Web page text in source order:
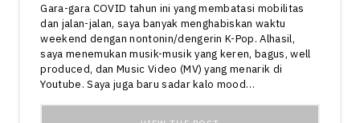
Gara-gara COVID tahun ini yang membatasi mobilitas
dan jalan-jalan, saya banyak menghabiskan waktu
weekend dengan nontonin/dengerin K-Pop. Alhasil,
saya menemukan musik-musik yang keren, bagus, well
produced, dan Music Video (MV) yang menarik di
Youtube. Saya juga baru sadar kalo mood…